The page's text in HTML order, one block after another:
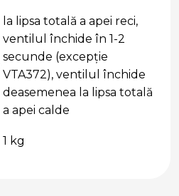
la lipsa totală a apei reci,
ventilul închide în 1-2
secunde (excepţie
VTA372), ventilul închide
deasemenea la lipsa totală
a apei calde
1 kg